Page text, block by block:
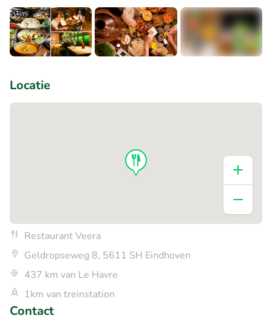
Locatie
Restaurant Veera
Geldropseweg 8, 5611 SH Eindhoven
437 km van Le Havre
1km van treinstation
Contact